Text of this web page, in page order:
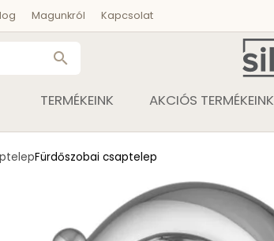
Magunkról Kapcsolat
search
TERMÉKEINK AKCIÓS TERMÉKEINK
Fürdőszobai csaptelep